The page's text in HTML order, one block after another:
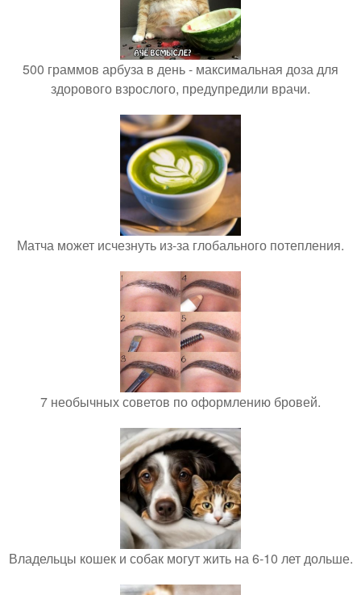
500 граммов арбуза в день - максимальная доза для
здорового взрослого, предупредили врачи.
Матча может исчезнуть из-за глобального потепления.
7 необычных советов по оформлению бровей.
Владельцы кошек и собак могут жить на 6-10 лет дольше.